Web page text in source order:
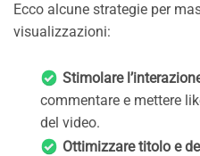
Ecco alcune strategie per
visualizzazioni:
Stimolare
commentare e mettere
del video.
Ottimizzare titolo e